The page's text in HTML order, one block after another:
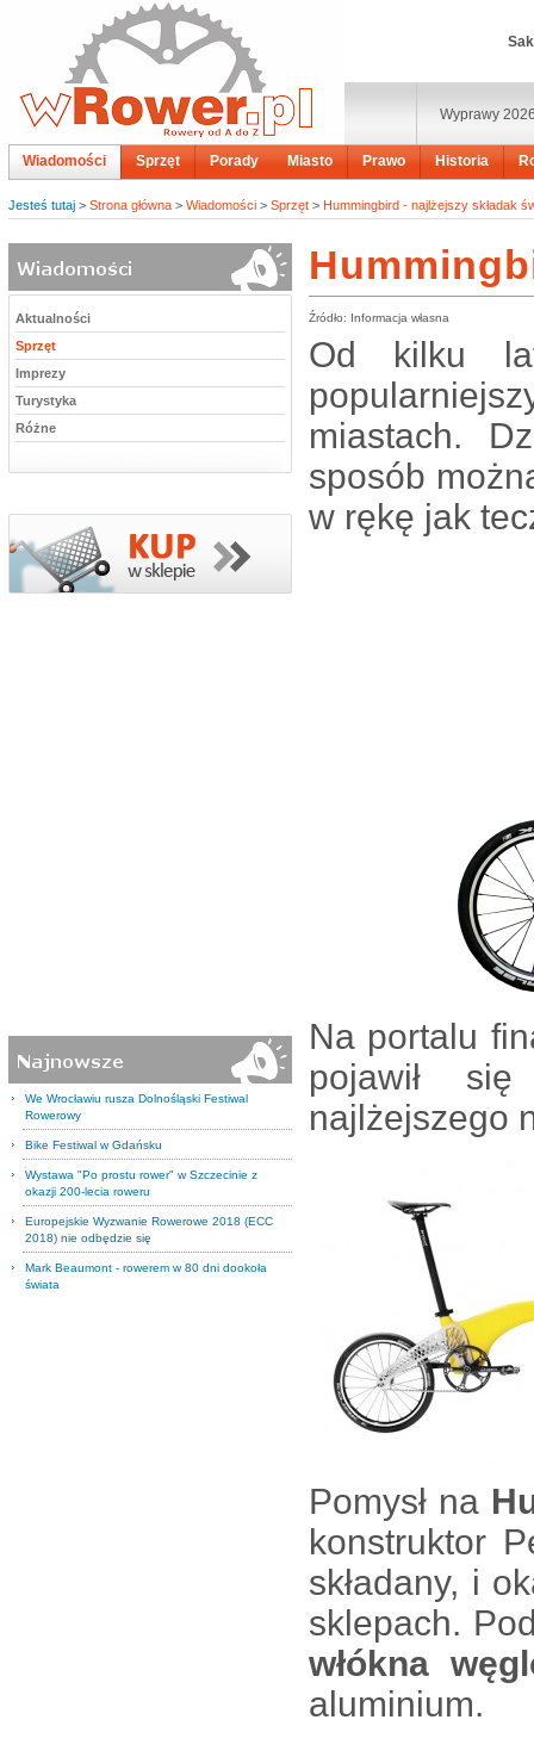
Wyprawy
Wiadomości Sprzęt Porady Miasto Prawo Historia
Jesteś tutaj > Strona główna > Wiadomości > Sprzęt > Hummingbird - najlżejszy składak
Aktualności
Sprzęt
Imprezy
Turystyka
Różne
We Wrocławiu rusza Dolnośląski Festiwal
Rowerowy
Bike Festiwal w Gdańsku
Wystawa "Po prostu rower" w Szczecinie z
okazji 200-lecia roweru
Europejskie Wyzwanie Rowerowe 2018 (ECC
2018) nie odbędzie się
Mark Beaumont - rowerem w 80 dni dookoła
świata
Źródło: Informacja własna
Od kilku
miastach.
sposób
w rękę jak
Na portalu
pojawił
najlżejszego
Pomysł na
konstruktor
składany, i
sklepach.
włókna
aluminium.